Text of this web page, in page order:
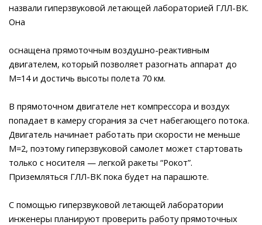
назвали гиперзвуковой летающей лабораторией ГЛЛ-ВК.
Она
оснащена прямоточным воздушно-реактивным
двигателем, который позволяет разогнать аппарат до
М=14 и достичь высоты полета 70 км.
В прямоточном двигателе нет компрессора и воздух
попадает в камеру сгорания за счет набегающего потока.
Двигатель начинает работать при скорости не меньше
М=2, поэтому гиперзвуковой самолет может стартовать
только с носителя — легкой ракеты “Рокот”.
Приземляться ГЛЛ-ВК пока будет на парашюте.
С помощью гиперзвуковой летающей лаборатории
инженеры планируют проверить работу прямоточных